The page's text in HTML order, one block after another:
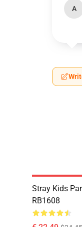
A
Stray Kids
RB1608